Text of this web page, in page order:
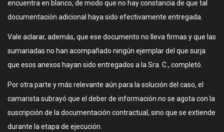
encuentra en blanco, de modo que no hay constancia de que tal
documentación adicional haya sido efectivamente entregada.
Vale aclarar, además, que ese documento no lleva firmas y que las
sumariadas no han acompañado ningún ejemplar del que surja
que esos anexos hayan sido entregados a la Sra. C., completó.
Por otra parte y más relevante aún para la solución del caso, el
camarista subrayó que el deber de información no se agota con la
suscripción de la documentación contractual, sino que se extiende
durante la etapa de ejecución.